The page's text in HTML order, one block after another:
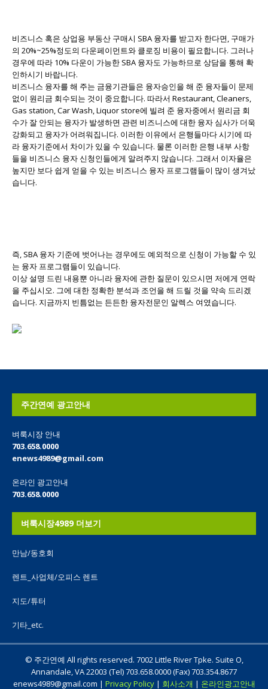
비즈니스 혹은 상업용 부동산 구매시 SBA 융자를 받고자 한다면, 구매가
의 20%~25%정도의 다운페이먼트와 클로징 비용이 필요합니다. 그러나
경우에 따라 10% 다운이 가능한 SBA 융자도 가능하므로 상담을 통해 확
인하시기 바랍니다.
비즈니스 융자를 해 주는 금융기관들은 융자승인을 해 준 융자들이 문제
없이 원리금 회수되는 것이 중요합니다. 따라서 Restaurant, Cleaners,
Gas station, Car Wash, Liquor store에 빌려 준 융자중에서 원리금 회
수가 잘 안되는 융자가 발생하면 관련 비즈니스에 대한 융자 심사가 더욱
강화되고 융자가 어려워집니다. 이러한 이유에서 은행들마다 시기에 따
라 융자기준에서 차이가 있을 수 있습니다. 물론 이러한 은행 내부 사항
들을 비즈니스 융자 신청인들에게 알려주지 않습니다. 그래서 이자율은
높지만 보다 쉽게 얻을 수 있는 비즈니스 융자 프로그램들이 많이 생겨났
습니다.
즉, SBA 융자 기준에 벗어나는 경우에도 예외적으로 신청이 가능할 수 있
는 융자 프로그램들이 있습니다.
이상 설명 드린 내용뿐 아니라 융자에 관한 질문이 있으시면 저에게 연락
을 주십시오. 그에 대한 정확한 분석과 조언을 해 드릴 것을 약속 드리겠
습니다. 지금까지 빈틈없는 든든한 융자전문인 알렉스 여였습니다.
주간연예 광고안내
벼룩시장 안내
703.658.0000
enews4989@gmail.com
온라인 광고안내
703.658.0000
벼룩시장4989 더보기
만남/동호회
렌트_사업체/오피스 렌트
지도/튜터
기타_etc.
© 주간연예 All rights reserved. 7002 Little River Tpke. Suite O,
Annandale, VA 22003 (Tel) 703.658.0000 (Fax) 703.354.8677
enews4989@gmail.com | Privacy Policy| 회사소개 | 온라인광고안내